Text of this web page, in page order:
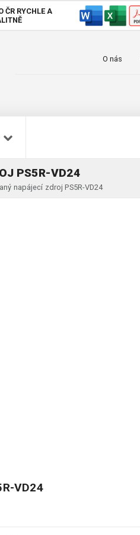
ČR RYCHLE A
O nás
PS5R-VD24
napájecí zdroj PS5R-VD24
VD24